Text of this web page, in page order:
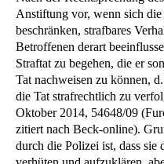
Anstiftung vor, wenn sich
beschränken, strafbares
Betroffenen derart
Straftat zu begehen, die er
Tat nachweisen zu können,
die Tat strafrechtlich zu
Oktober 2014, 54648/09
zitiert nach Beck-online).
durch die Polizei ist, dass sie